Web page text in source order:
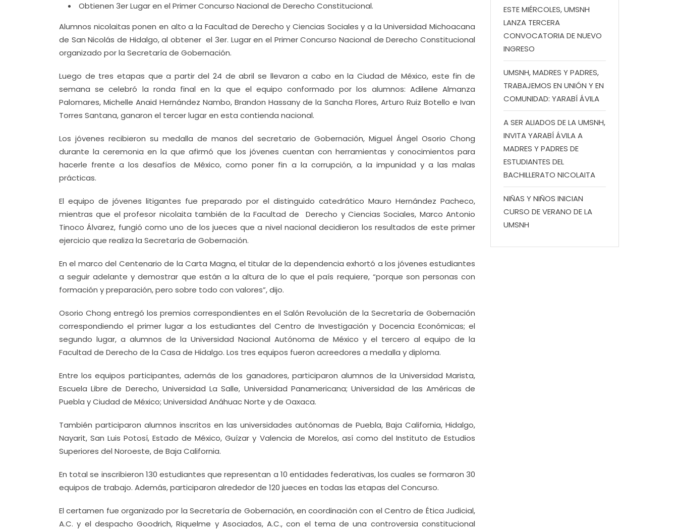
Obtienen 3er Lugar en el Primer Concurso Nacional de Derecho Constitucional.
Alumnos nicolaitas ponen en alto a la Facultad de Derecho y Ciencias Sociales y a la Universidad Michoacana
de San Nicolás de Hidalgo, al obtener el 3er. Lugar en el Primer Concurso Nacional de Derecho Constitucional
organizado por la Secretaría de Gobernación.
Luego de tres etapas que a partir del 24 de abril se llevaron a cabo en la Ciudad de México, este fin de
semana se celebró la ronda final en la que el equipo conformado por los alumnos: Adilene Almanza
Palomares, Michelle Anaid Hernández Nambo, Brandon Hassany de la Sancha Flores, Arturo Ruiz Botello e Ivan
Torres Santana, ganaron el tercer lugar en esta contienda nacional.
Los jóvenes recibieron su medalla de manos del secretario de Gobernación, Miguel Ángel Osorio Chong
durante la ceremonia en la que afirmó que los jóvenes cuentan con herramientas y conocimientos para
hacerle frente a los desafíos de México, como poner fin a la corrupción, a la impunidad y a las malas
prácticas.
El equipo de jóvenes litigantes fue preparado por el distinguido catedrático Mauro Hernández Pacheco,
mientras que el profesor nicolaita también de la Facultad de Derecho y Ciencias Sociales, Marco Antonio
Tinoco Álvarez, fungió como uno de los jueces que a nivel nacional decidieron los resultados de este primer
ejercicio que realiza la Secretaría de Gobernación.
En el marco del Centenario de la Carta Magna, el titular de la dependencia exhortó a los jóvenes estudiantes
a seguir adelante y demostrar que están a la altura de lo que el país requiere, “porque son personas con
formación y preparación, pero sobre todo con valores”, dijo.
Osorio Chong entregó los premios correspondientes en el Salón Revolución de la Secretaría de Gobernación
correspondiendo el primer lugar a los estudiantes del Centro de Investigación y Docencia Económicas; el
segundo lugar, a alumnos de la Universidad Nacional Autónoma de México y el tercero al equipo de la
Facultad de Derecho de la Casa de Hidalgo. Los tres equipos fueron acreedores a medalla y diploma.
Entre los equipos participantes, además de los ganadores, participaron alumnos de la Universidad Marista,
Escuela Libre de Derecho, Universidad La Salle, Universidad Panamericana; Universidad de las Américas de
Puebla y Ciudad de México; Universidad Anáhuac Norte y de Oaxaca.
También participaron alumnos inscritos en las universidades autónomas de Puebla, Baja California, Hidalgo,
Nayarit, San Luis Potosí, Estado de México, Guízar y Valencia de Morelos, así como del Instituto de Estudios
Superiores del Noroeste, de Baja California.
En total se inscribieron 130 estudiantes que representan a 10 entidades federativas, los cuales se formaron 30
equipos de trabajo. Además, participaron alrededor de 120 jueces en todas las etapas del Concurso.
El certamen fue organizado por la Secretaría de Gobernación, en coordinación con el Centro de Ética Judicial,
A.C. y el despacho Goodrich, Riquelme y Asociados, A.C., con el tema de una controversia constitucional
ESTE MIÉRCOLES, UMSNH
LANZA TERCERA
CONVOCATORIA DE NUEVO
INGRESO
UMSNH, MADRES Y PADRES,
TRABAJEMOS EN UNIÓN Y EN
COMUNIDAD: YARABÍ ÁVILA
A SER ALIADOS DE LA UMSNH,
INVITA YARABÍ ÁVILA A
MADRES Y PADRES DE
ESTUDIANTES DEL
BACHILLERATO NICOLAITA
NIÑAS Y NIÑOS INICIAN
CURSO DE VERANO DE LA
UMSNH